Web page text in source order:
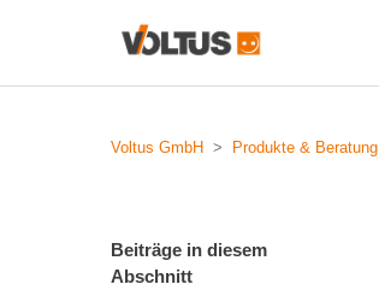
Voltus GmbH Produkte & Beratung
Beiträge in diesem
Abschnitt